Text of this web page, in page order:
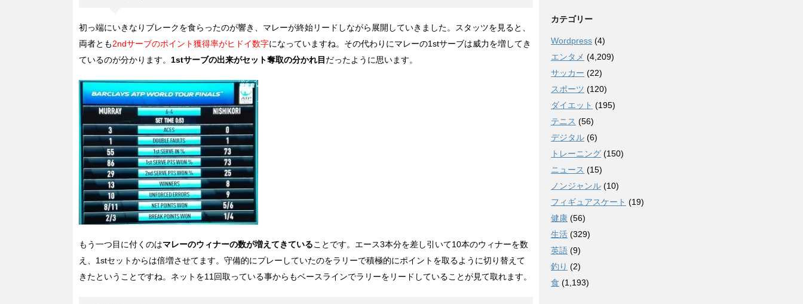
初っ端にいきなりブレークを食らったのが響き、マレーが終始リードしながら展開していきました。スタッツを見ると、
両者とも2ndサーブのポイント獲得率がヒドイ数字になっていますね。その代わりにマレーの1stサーブは威力を増してき
ているのが分かります。 1stサーブの出来がセット奪取の分かれ目 だったように思います。
もう一つ目に付くのはマレーのウィナーの数が増えてきていることです。エース3本分を差し引いて10本のウィナーを数
え、1stセットからは倍増させてます。守備的にプレーしていたのをラリーで積極的にポイントを取るように切り替えて
きたということですね。ネットを11回取っている事からもベースラインでラリーをリードしていることが見て取れます。
カテゴリー
Wordpress (4)
エンタメ (4,209)
サッカー (22)
スポーツ (120)
ダイエット (195)
テニス (56)
デジタル (6)
トレーニング (150)
ニュース (15)
ノンジャンル (10)
フィギュアスケート (19)
健康 (56)
生活 (329)
英語 (9)
釣り (2)
食 (1,193)